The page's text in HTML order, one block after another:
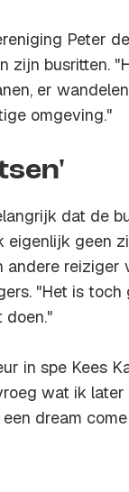
Peter
zijn busritten.
er
omgeving."
dat de
eigenlijk geen
andere
"Het is
doen."
in spe Kees
wat ik
dream